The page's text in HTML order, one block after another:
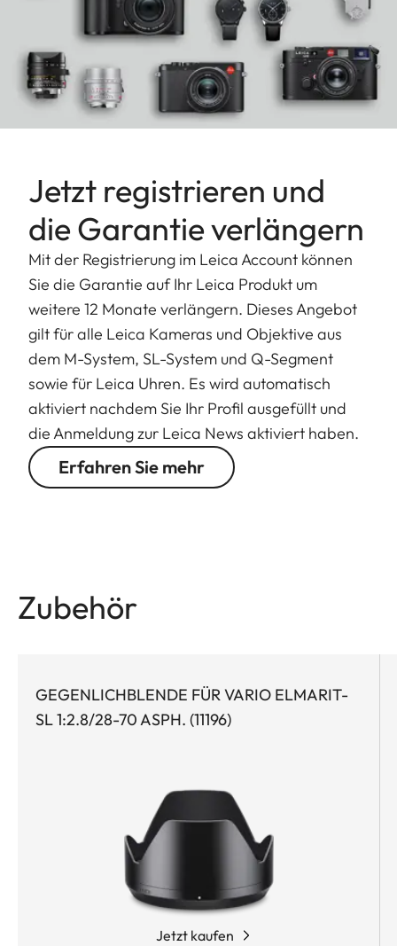
Jetzt registrieren und
die Garantie verlängern
Mit der Registrierung im Leica Account können
Sie die Garantie auf Ihr Leica Produkt um
weitere 12 Monate verlängern. Dieses Angebot
gilt für alle Leica Kameras und Objektive aus
dem M-System, SL-System und Q-Segment
sowie für Leica Uhren. Es wird automatisch
aktiviert nachdem Sie Ihr Profil ausgefüllt und
die Anmeldung zur Leica News aktiviert haben.
Erfahren Sie mehr
Zubehör
GEGENLICHBLENDE FÜR VARIO ELMARIT-
SL 1:2.8/28-70 ASPH. (11196)
Jetzt kaufen